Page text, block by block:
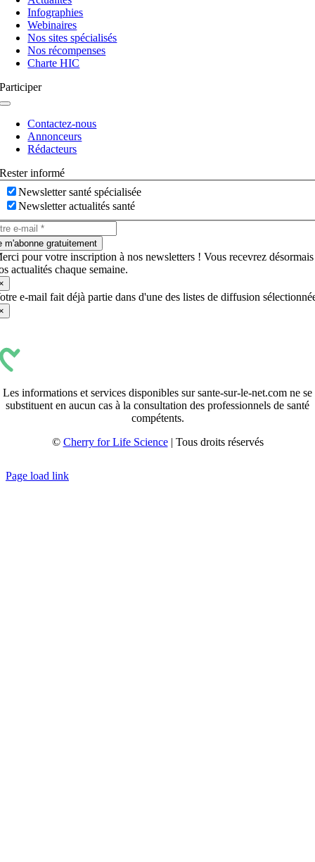
bascule
Infographies
Webinaires
Nos sites spécialisés
Nos récompenses
Charte HIC
Participer
Navigation
basculeContactez-nous
Annonceurs
Rédacteurs
Rester informé
Newsletter santé spécialisée
Newsletter actualités santé
m'abonne gratuitement
pour votre inscription à nos newsletters ! Vous recevrez désormais
actualités chaque semaine.
e-mail fait déjà partie dans d'une des listes de diffusion
Les informations et services disponibles sur sante-sur-le-net.com ne se
substituent en aucun cas à la consultation des professionnels de santé
compétents.
© Cherry for Life Science| Tous droits réservés
Page load link